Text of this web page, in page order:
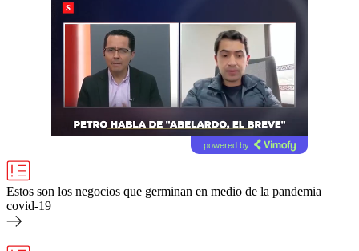
powered by
Estos son los negocios que germinan en medio de la pandemia
covid-19